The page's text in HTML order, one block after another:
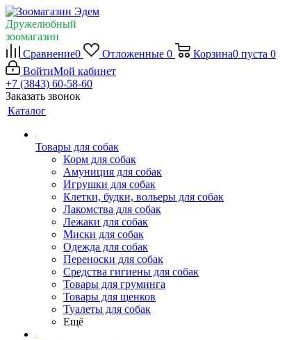
Дружелюбный
зоомагазин
Сравнение0 Отложенные 0 Корзина0 пуста 0
ВойтиМой кабинет
+7 (3843) 60-58-60
Заказать звонок
Каталог
Товары для собак
Корм для собак
Амуниция для собак
Игрушки для собак
Клетки, будки, вольеры для собак
Лакомства для собак
Лежаки для собак
Миски для собак
Одежда для собак
Переноски для собак
Средства гигиены для собак
Товары для груминга
Товары для щенков
Туалеты для собак
Ещё